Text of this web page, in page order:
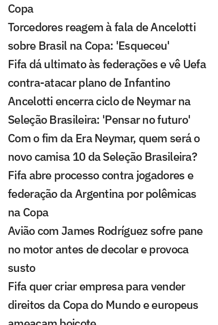
Copa
Torcedores reagem à fala de Ancelotti
sobre Brasil na Copa: 'Esqueceu'
Fifa dá ultimato às federações e vê Uefa
contra-atacar plano de Infantino
Ancelotti encerra ciclo de Neymar na
Seleção Brasileira: 'Pensar no futuro'
Com o fim da Era Neymar, quem será o
novo camisa 10 da Seleção Brasileira?
Fifa abre processo contra jogadores e
federação da Argentina por polêmicas
na Copa
Avião com James Rodríguez sofre pane
no motor antes de decolar e provoca
susto
Fifa quer criar empresa para vender
direitos da Copa do Mundo e europeus